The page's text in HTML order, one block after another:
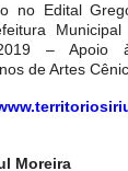
no Edital
– Apoio
de Artes
Moreira